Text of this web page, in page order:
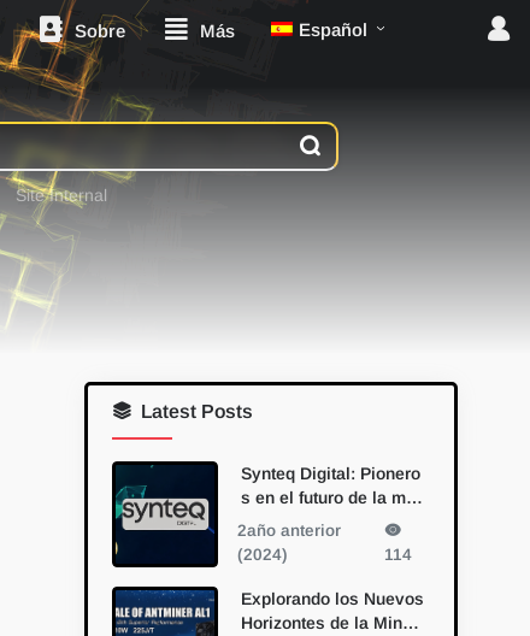
Sobre Más Español
Site Internal
Latest Posts
Synteq Digital: Pionero
s en el futuro de la min
ería de Bitcoin con la a
sociación con Bitmain
2año anterior
(2024)
114
Explorando los Nuevos
Horizontes de la Minerí